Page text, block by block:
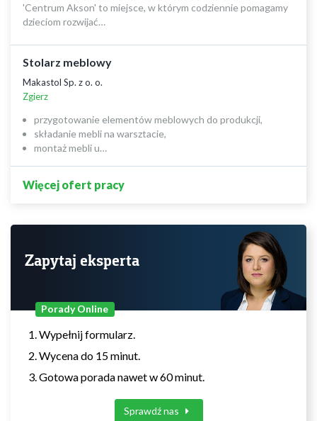
'Centrum Akson' to miejsce, w którym codziennie pomagamy
dzieciom rozwijać…
Stolarz meblowy
Makastol Sp. z o. o.
Zgierz
przygotowanie elementów meblowych do produkcji,
składanie mebli na warsztacie,
montaż mebli u…
Więcej ofert pracy
Zapytaj eksperta
Porady Online
Wypełnij formularz.
Wycena do 15 minut.
Gotowa porada nawet w 60 minut.
Sprawdź nas